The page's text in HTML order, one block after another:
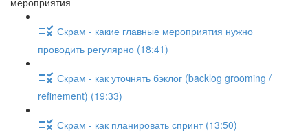
Скрам - какие главные мероприятия нужно
проводить регулярно (18:41)
Скрам - как уточнять бэклог (backlog grooming /
refinement) (19:33)
Скрам - как планировать спринт (13:50)